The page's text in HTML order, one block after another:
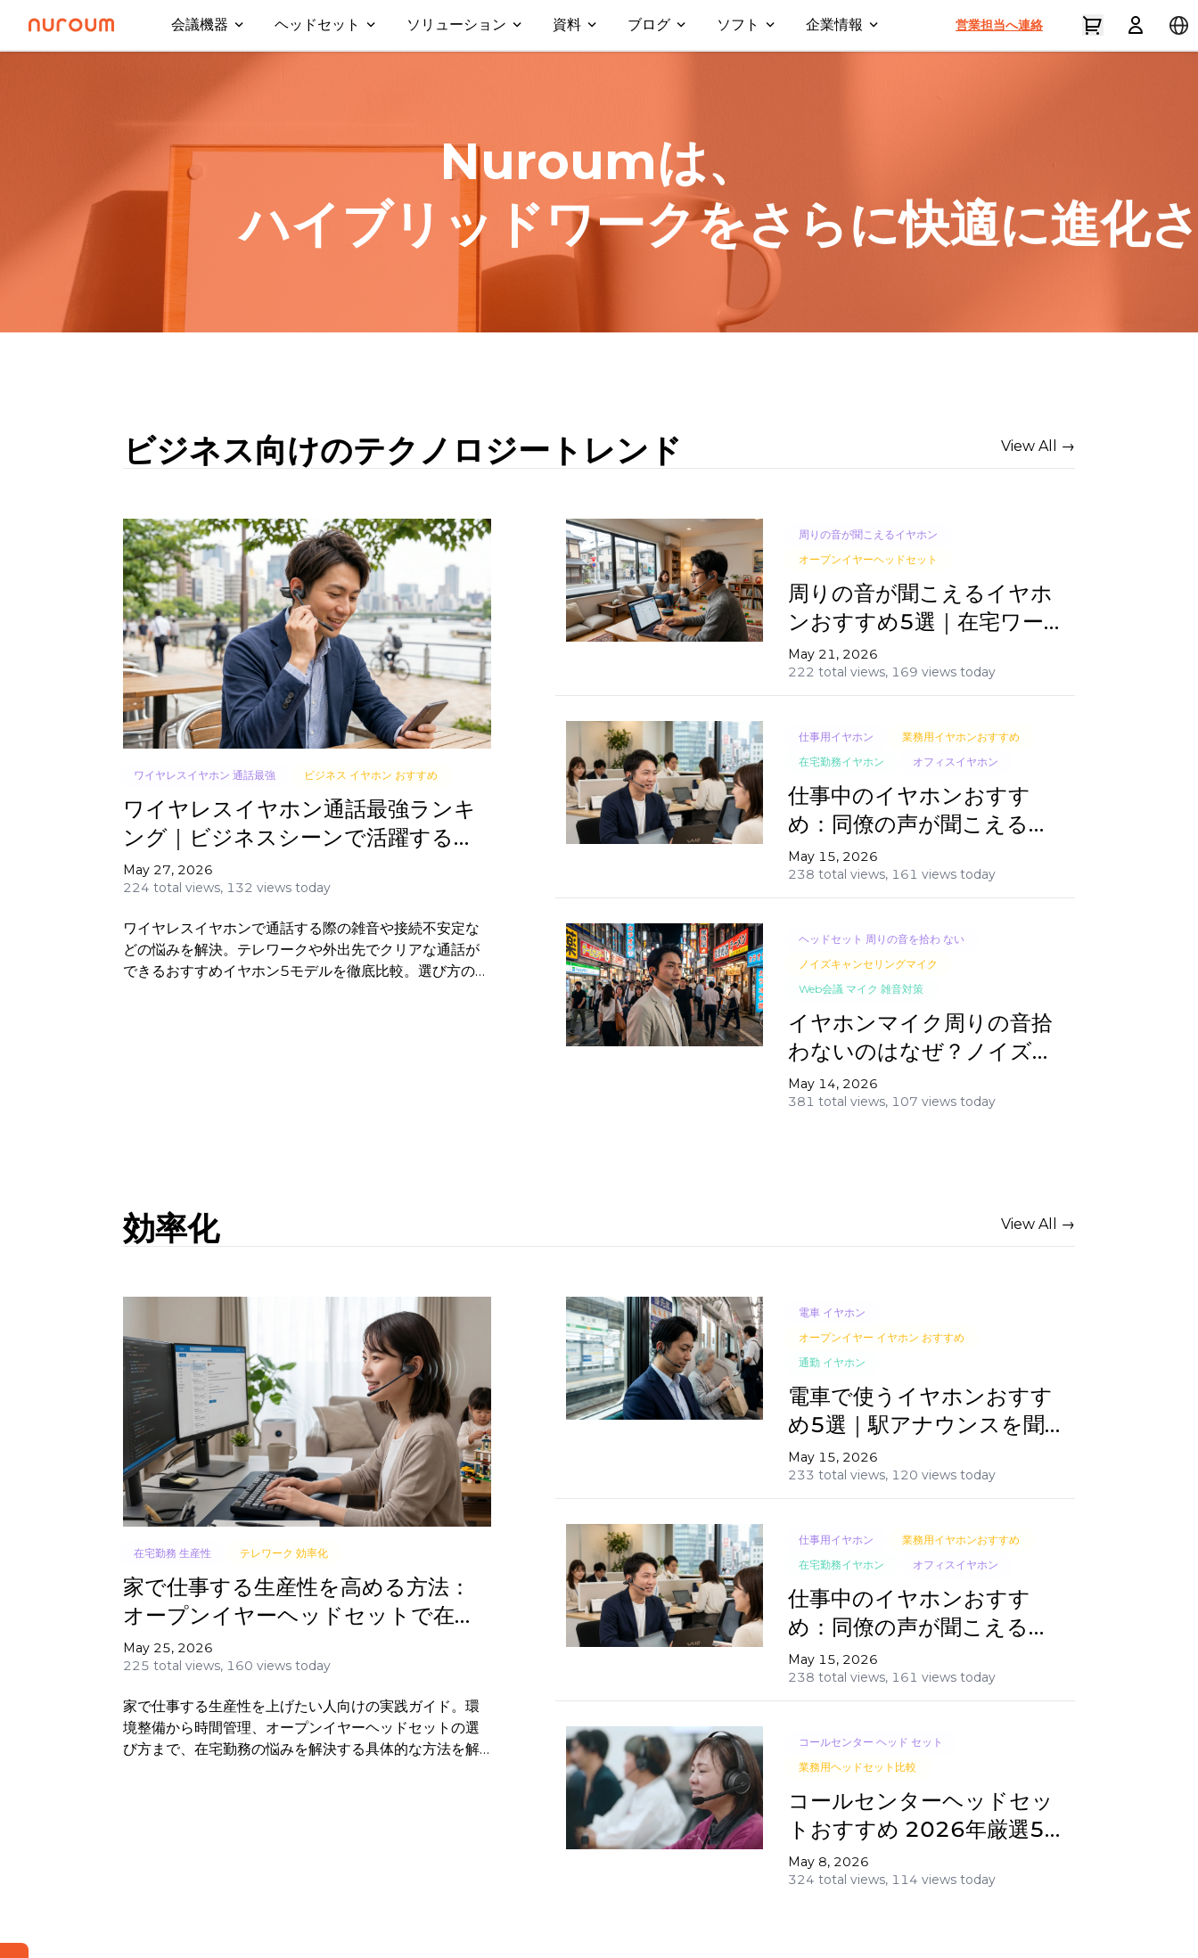
会議機器 ヘッドセット ソリューション 資料 ブログ ソフト 企業情報 営業担当へ連絡
Nuroumは、
ハイブリッドワークをさらに快適に進化
ビジネス向けのテクノロジートレンド View All →
ワイヤレスイヤホン 通話最強 ビジネス イヤホン おすすめ
ワイヤレスイヤホン通話最強ランキ
ング｜ビジネスシーンで活躍するお
すすめモデル5選
May 27, 2026
224 total views, 132 views today
ワイヤレスイヤホンで通話する際の雑音や接続不安定な
どの悩みを解決。テレワークや外出先でクリアな通話が
できるおすすめイヤホン5モデルを徹底比較。選び方のポ
周りの音が聞こえるイヤホン
オープンイヤーヘッドセット
周りの音が聞こえるイヤホ
ンおすすめ5選｜在宅ワー
クの生産性を上げる選び方
May 21, 2026
222 total views, 169 views today
仕事用イヤホン
業務用イヤホンおすすめ
在宅勤務イヤホン
オフィスイヤホン
仕事中のイヤホンおすす
め：同僚の声が聞こえるオ
ープンイヤー型5選
May 15, 2026
238 total views, 161 views today
ヘッドセット 周りの音を拾わ ない
ノイズキャンセリングマイク
Web会議 マイク 雑音対策
イヤホンマイク周りの音拾
わないのはなぜ？ノイズキ
ャンセリングおすすめヘッ
ドセット
May 14, 2026
381 total views, 107 views today
効率化 View All →
在宅勤務 生産性 テレワーク 効率化
家で仕事する生産性を高める方法：
オープンイヤーヘッドセットで在宅
勤務が変わる
May 25, 2026
225 total views, 160 views today
家で仕事する生産性を上げたい人向けの実践ガイド。環
境整備から時間管理、オープンイヤーヘッドセットの選
び方まで、在宅勤務の悩みを解決する具体的な方法を解
電車 イヤホン
オープンイヤー イヤホン おすすめ
通勤 イヤホン
電車で使うイヤホンおすす
め5選｜駅アナウンスを聞
き逃さないオープンイヤー
型
May 15, 2026
233 total views, 120 views today
仕事用イヤホン
業務用イヤホンおすすめ
在宅勤務イヤホン
オフィスイヤホン
仕事中のイヤホンおすす
め：同僚の声が聞こえるオ
ープンイヤー型5選
May 15, 2026
238 total views, 161 views today
コールセンター ヘッド セット
業務用ヘッドセット比較
コールセンターヘッドセッ
トおすすめ 2026年厳選5
選｜導入担当者の比較ガイ
ド
May 8, 2026
324 total views, 114 views today